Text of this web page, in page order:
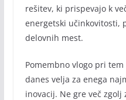
rešitev, ki prispevajo k
energetski učinkovitosti,
delovnih mest.
Pomembno vlogo pri
danes velja za enega
inovacij. Ne gre več